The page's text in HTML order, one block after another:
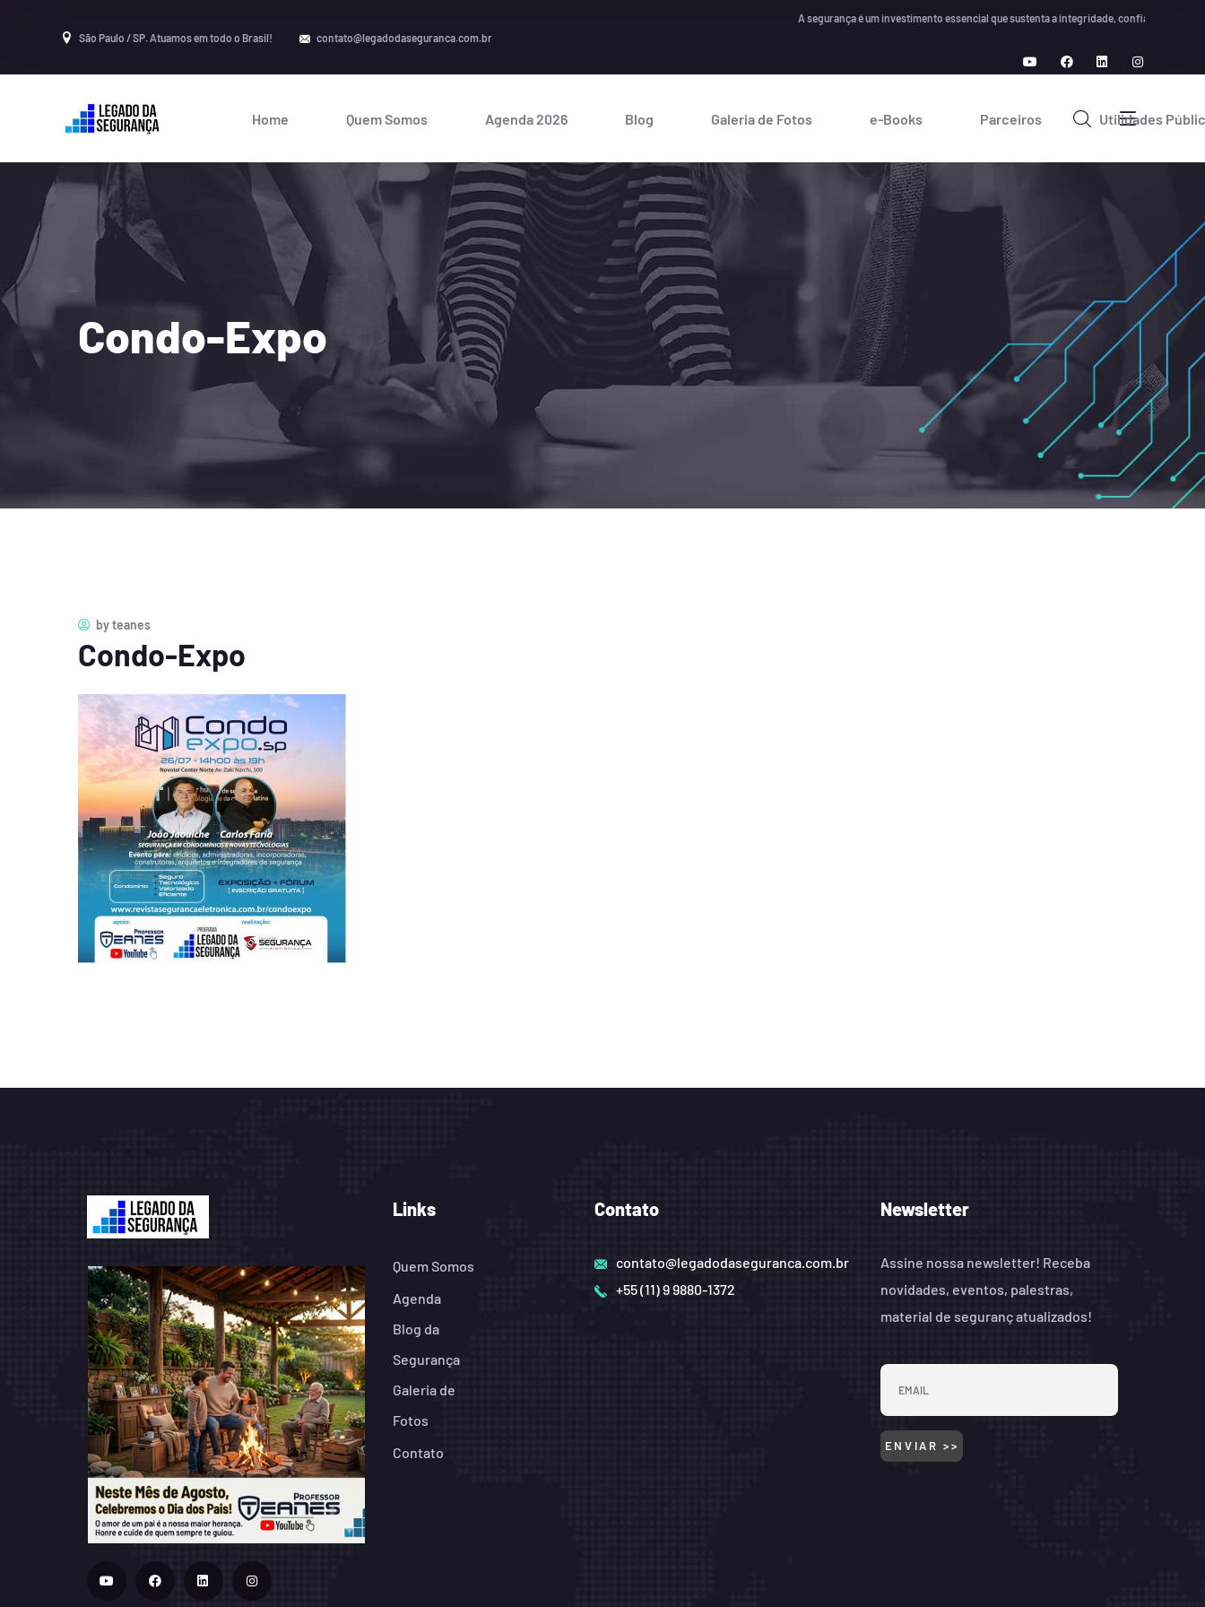
São Paulo / SP. Atuamos em todo o Brasil! contato@legadodaseguranca.com.br
A segurança é um investimento essencial que sustenta a integridade, confiança e
Home Quem Somos Agenda 2026 Blog Galeria de Fotos e-Books Parceiros Utilidades
Condo-Expo
byteanes
Condo-Expo
Links
Quem Somos
Agenda
Blog da
Segurança
Galeria de
Fotos
Contato
Contato
contato@legadodaseguranca.com.br
+55 (11) 9 9880-1372
Newsletter
Assine nossa newsletter! Receba
novidades, eventos, palestras,
material de seguranç atualizados!